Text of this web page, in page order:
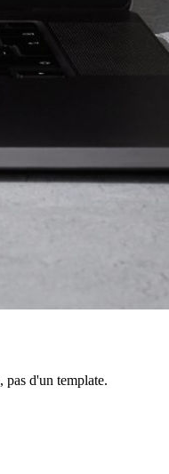
pas d'un template.